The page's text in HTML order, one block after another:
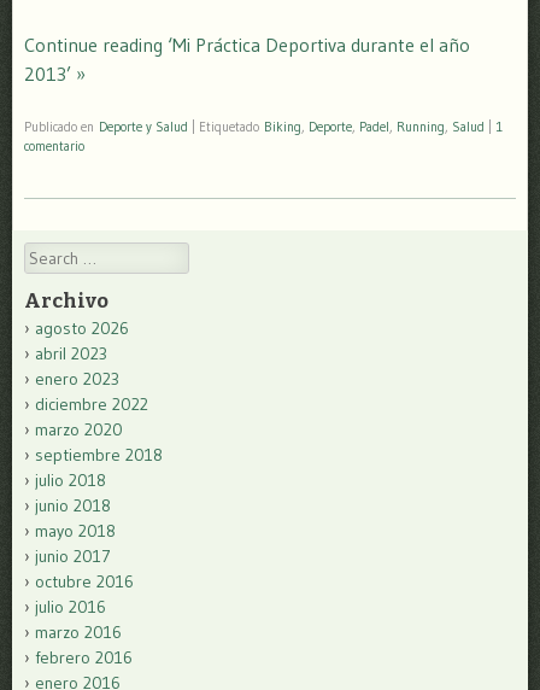
Continue reading ‘Mi Práctica Deportiva durante el año
2013’ »
Publicado en Deporte y Salud Etiquetado Biking, Deporte, Padel, Running, Salud
1
comentario
Search
Archivo
agosto 2026
abril 2023
enero 2023
diciembre 2022
marzo 2020
septiembre 2018
julio 2018
junio 2018
mayo 2018
junio 2017
octubre 2016
julio 2016
marzo 2016
febrero 2016
enero 2016